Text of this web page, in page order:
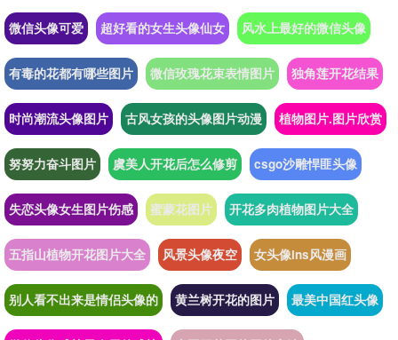
微信头像可爱 超好看的女生头像仙女 风水上最好的微信头像
有毒的花都有哪些图片 微信玫瑰花束表情图片 独角莲开花结果
时尚潮流头像图片 古风女孩的头像图片动漫 植物图片.图片欣赏
努努力奋斗图片 虞美人开花后怎么修剪 csgo沙雕悍匪头像
失恋头像女生图片伤感 蜜蒙花图片 开花多肉植物图片大全
五指山植物开花图片大全 风景头像夜空 女头像ins风漫画
别人看不出来是情侣头像的 黄兰树开花的图片 最美中国红头像